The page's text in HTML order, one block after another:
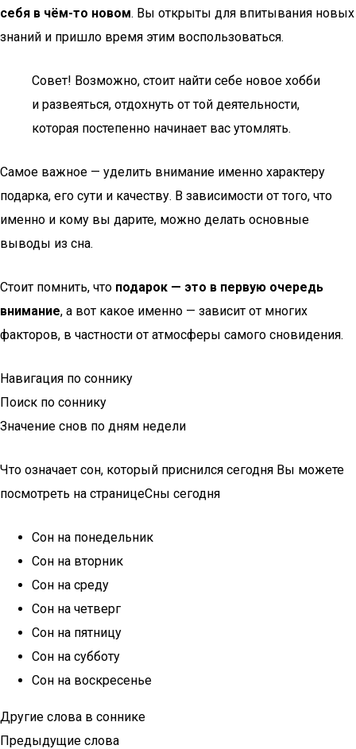
себя в чём-то новом. Вы открыты для впитывания новых
знаний и пришло время этим воспользоваться.
Совет! Возможно, стоит найти себе новое хобби
и развеяться, отдохнуть от той деятельности,
которая постепенно начинает вас утомлять.
Самое важное — уделить внимание именно характеру
подарка, его сути и качеству. В зависимости от того, что
именно и кому вы дарите, можно делать основные
выводы из сна.
Стоит помнить, что подарок — это в первую очередь
внимание, а вот какое именно — зависит от многих
факторов, в частности от атмосферы самого сновидения.
Навигация по соннику
Поиск по соннику
Значение снов по дням недели
Что означает сон, который приснился сегодня Вы можете
посмотреть на страницеСны сегодня
Сон на понедельник
Сон на вторник
Сон на среду
Сон на четверг
Сон на пятницу
Сон на субботу
Сон на воскресенье
Другие слова в соннике
Предыдущие слова